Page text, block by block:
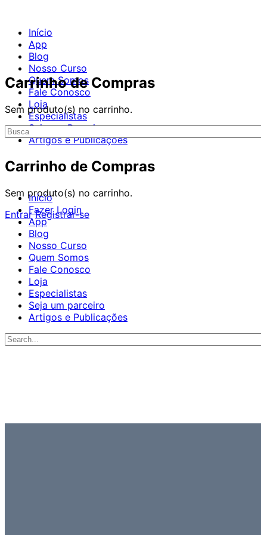
Início
App
Blog
Nosso Curso
Quem Somos
Fale Conosco
Loja
Especialistas
Seja um Parceiro
Artigos e Publicações
Carrinho de Compras
Sem produto(s) no carrinho.
Entrar Registrar-se
Carrinho de Compras
Sem produto(s) no carrinho.
Procurar
por:
Início
Fazer Login
App
Blog
Nosso Curso
Quem Somos
Fale Conosco
Loja
Especialistas
Seja um parceiro
Artigos e Publicações
Procurar
por: